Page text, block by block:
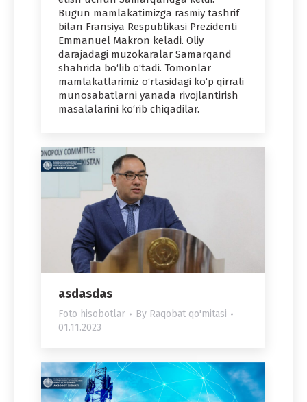
Bugun mamlakatimizga rasmiy tashrif
bilan Fransiya Respublikasi Prezidenti
Emmanuel Makron keladi. Oliy
darajadagi muzokaralar Samarqand
shahrida bo‘lib o‘tadi. Tomonlar
mamlakatlarimiz o‘rtasidagi ko‘p qirrali
munosabatlarni yanada rivojlantirish
masalalarini ko‘rib chiqadilar.
asdasdas
Foto hisobotlar By Raqobat qo'mitasi
01.11.2023